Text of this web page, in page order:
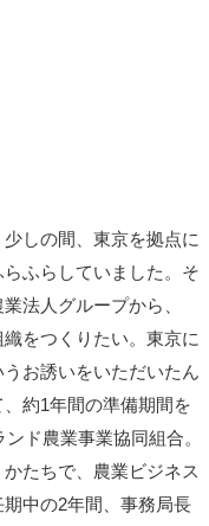
しの間、東京を拠点に
ふらしていました。そ
法人グループから、
をつくりたい。東京に
お誘いをいただいたん
約1年間の準備期間を
ド農業事業協同組合。
たちで、農業ビジネス
中の2年間、事務局長